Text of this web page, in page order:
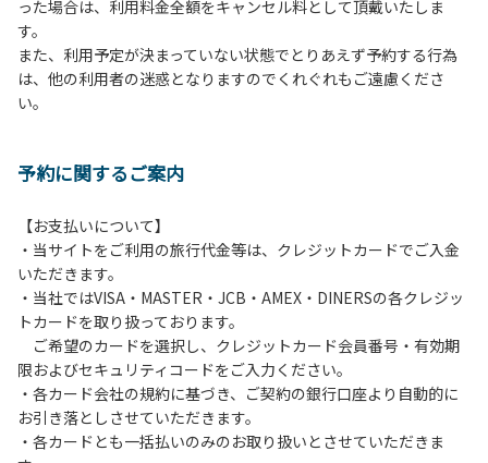
４、車両は、荷物の積み下ろし時以外は、駐車場にとめてく
ださい。
５、チェックアウトは、午前10時まで（日帰り使用の場合は
午後5時まで）です。チェックインの手続きを行っていない
方や使用人数が増えた場合は、必ず手続きを行ってくださ
ら午前10時までの間にゴミステーションに出してください。
は、お持ち帰りをお願いします。
【禁止事項】
カラオケ、発電機、地面での直火による焚き火、キャンプフ
ァイヤー、打ち上げ式花火、テントサウナの設置
【注意事項】
当キャンプ場のそばを流れる歴舟川は、上流で雨が降ると短
時間で増水し、川原で遊んでいると大変危険な状態になりや
すく、過去にも増水により人が流される事故が数件起きてい
った場合は、利用料金全額をキャンセル料として頂戴いたしま
す。
また、利用予定が決まっていない状態でとりあえず予約する行為
は、他の利用者の迷惑となりますのでくれぐれもご遠慮くださ
い。
予約に関するご案内
【お支払いについて】
・当サイトをご利用の旅行代金等は、クレジットカードでご入金
いただきます。
・当社ではVISA・MASTER・JCB・AMEX・DINERSの各クレジッ
トカードを取り扱っております。
ご希望のカードを選択し、クレジットカード会員番号・有効期
限およびセキュリティコードをご入力ください。
・各カード会社の規約に基づき、ご契約の銀行口座より自動的に
お引き落としさせていただきます。
・各カードとも一括払いのみのお取り扱いとさせていただきま